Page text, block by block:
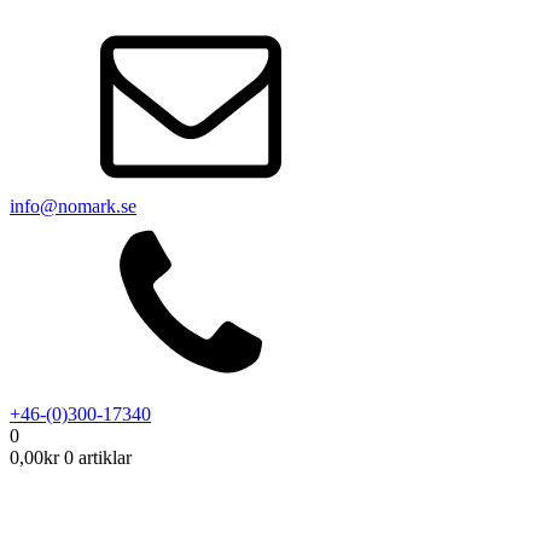
info@nomark.se
+46-(0)300-17340
0
0,00kr 0 artiklar